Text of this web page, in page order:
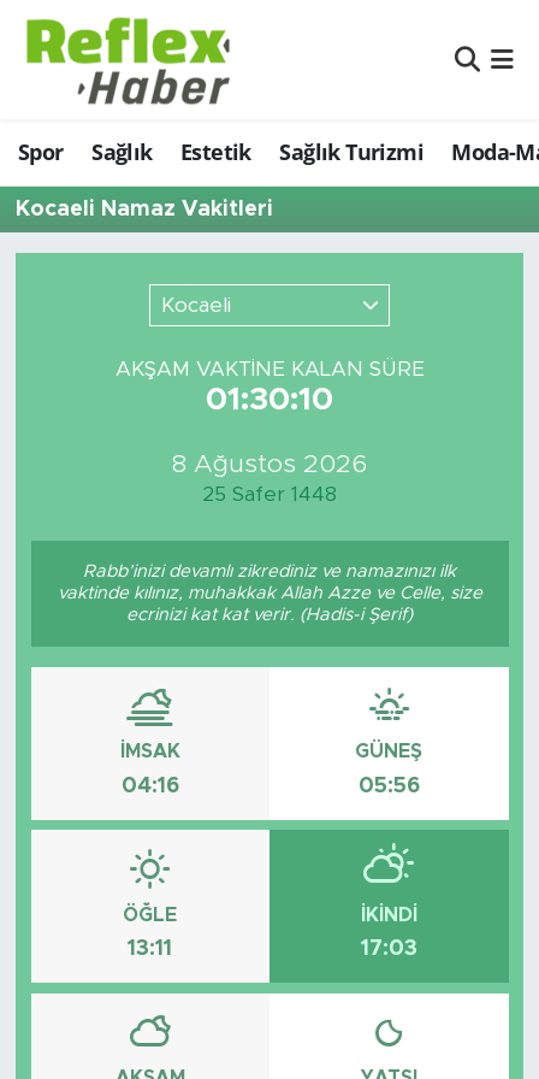
Spor Sağlık Estetik Sağlık Turizmi Moda-
Kocaeli Namaz Vakitleri
Kocaeli
AKŞAM VAKTİNE KALAN SÜRE
01:30:10
8 Ağustos 2026
25 Safer 1448
Rabb’inizi devamlı zikrediniz ve namazınızı ilk
vaktinde kılınız, muhakkak Allah Azze ve Celle, size
ecrinizi kat kat verir. (Hadis-i Şerif)
İMSAK
04:16
GÜNEŞ
05:56
ÖĞLE
13:11
İKINDI
17:03
Eğitim
Estetik
Firmalardan
Moda-Magazin-Eğlence
Sanat
Spor
Teknoloji
Nöbetçi Eczaneler
Hava Durumu
Namaz Vakitleri
Tüm Manşetler
Son Dakika Haberleri